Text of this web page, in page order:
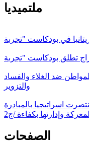
ملتميديا
ضد الغلاء والفساد
والتزوير
اسراتيجيا بالمبادرة
وإدارتها بكفاءة /ج2
الصفحات